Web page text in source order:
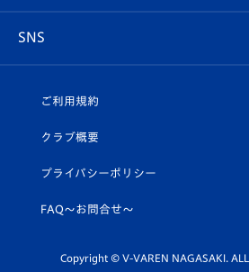
ホームタウン
平和祈念活動
ホームタウン活動
プレイヤーズスイート
店舗情報
U-18
スクール
SNS
ヴィヴィくんインスタグラム
公式LINE＠
ご利用規約
クラブ概要
プライバシーポリシー
FAQ〜お問合せ〜
Copyright © V-VAREN NAGASAKI. ALL